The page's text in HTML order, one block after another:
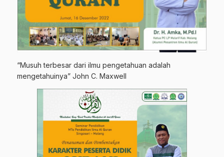
“Musuh terbesar dari ilmu pengetahuan adalah
mengetahuinya” John C. Maxwell